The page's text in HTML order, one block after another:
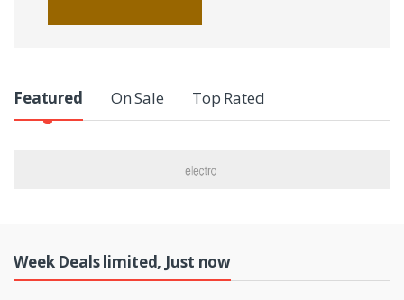
P
c
Featured On Sale Top Rated
Week Deals limited, Just now